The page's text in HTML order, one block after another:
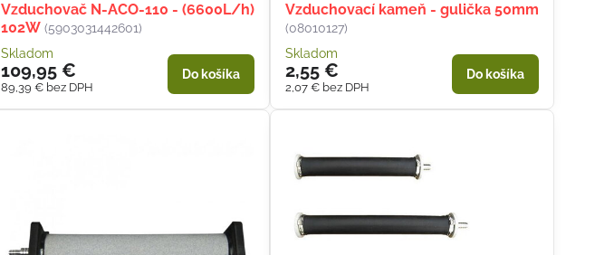
Vzduchovač N-ACO-110 - (6600L/h)
102W (5903031442601)
Skladom
109,95 €
89,39 € bez DPH
Do košíka
Vzduchovací kameň - gulička 50mm
(08010127)
Skladom
2,55 €
2,07 € bez DPH
Do košíka